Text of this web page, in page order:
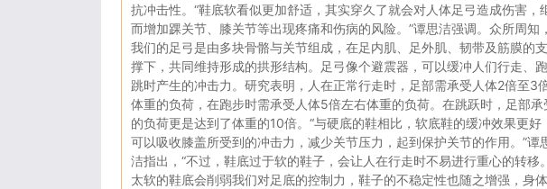
抗冲击性。“鞋底软看似更加舒适，其实穿久了就会对人体足弓造成伤害，
而增加踝关节、膝关节等出现疼痛和伤病的风险。”谭思洁强调。众所周知，
我们的足弓是由多块骨骼与关节组成，在足内肌、足外肌、韧带及筋膜的支
撑下，共同维持形成的拱形结构。足弓像个避震器，可以缓冲人们行走、跑
跳时产生的冲击力。研究表明，人在正常行走时，足部需承受人体2倍至3
体重的负荷，在跑步时需承受人体5倍左右体重的负荷。在跳跃时，足部承
的负荷更是达到了体重的10倍。“与硬底的鞋相比，软底鞋的缓冲效果更好
可以吸收膝盖所受到的冲击力，减少关节压力，起到保护关节的作用。”谭
洁指出，“不过，鞋底过于软的鞋子，会让人在行走时不易进行重心的转移。
太软的鞋底会削弱我们对足底的控制力，鞋子的不稳定性也随之增强，身体